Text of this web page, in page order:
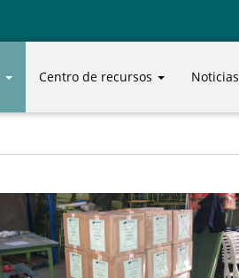
Centro de recursos Noticias